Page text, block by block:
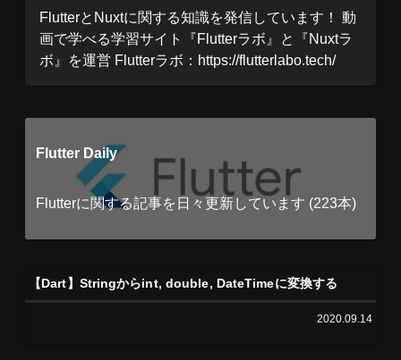
FlutterとNuxtに関する知識を発信しています！ 動
画で学べる学習サイト『Flutterラボ』と『Nuxtラ
ボ』を運営 Flutterラボ：https://flutterlabo.tech/
Flutter Daily
Flutterに関する記事を日々更新しています (223本)
【Dart】Stringからint, double, DateTimeに変換する
2020.09.14